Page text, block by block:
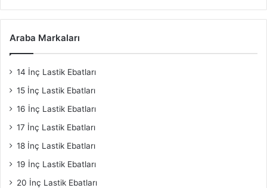
Araba Markaları
14 İnç Lastik Ebatları
15 İnç Lastik Ebatları
16 İnç Lastik Ebatları
17 İnç Lastik Ebatları
18 İnç Lastik Ebatları
19 İnç Lastik Ebatları
20 İnç Lastik Ebatları